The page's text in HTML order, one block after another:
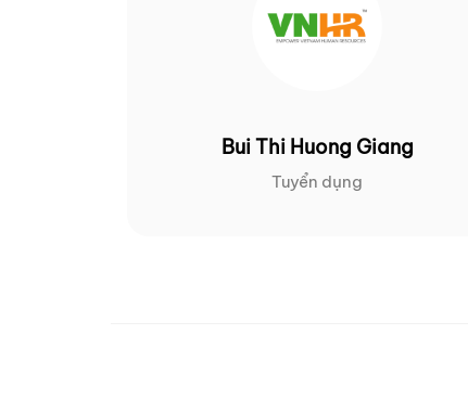
Bui Thi Huong Giang
Tuyển dụng